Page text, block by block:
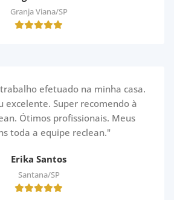
Granja Viana/SP
efetuado na minha casa.
excelente. Super recomendo à
Ótimos profissionais. Meus
toda a equipe reclean."
Erika Santos
Santana/SP